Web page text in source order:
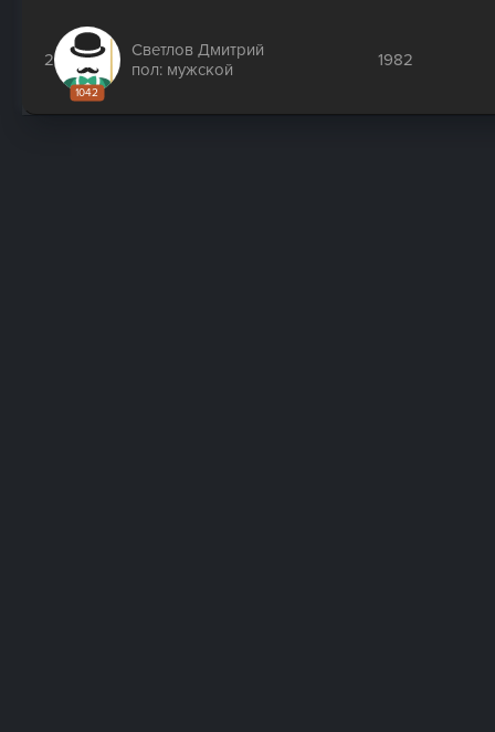
2
1042
Светлов Дмитрий
пол: мужской
1982